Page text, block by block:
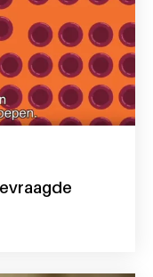
het meest gevraagde